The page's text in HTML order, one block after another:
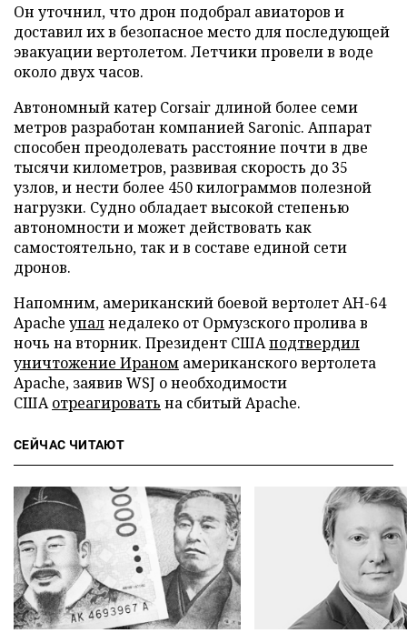
Он уточнил, что дрон подобрал авиаторов и
доставил их в безопасное место для последующей
эвакуации вертолетом. Летчики провели в воде
около двух часов.
Автономный катер Corsair длиной более семи
метров разработан компанией Saronic. Аппарат
способен преодолевать расстояние почти в две
тысячи километров, развивая скорость до 35
узлов, и нести более 450 килограммов полезной
нагрузки. Судно обладает высокой степенью
автономности и может действовать как
самостоятельно, так и в составе единой сети
дронов.
Напомним, американский боевой вертолет AH-64
Apache упалнедалеко от Ормузского пролива в
ночь на вторник. Президент СШАподтвердил
уничтожение Ираном американского вертолета
Apache, заявив WSJ о необходимости
СШАотреагировать на сбитый Apache.
СЕЙЧАС ЧИТАЮТ